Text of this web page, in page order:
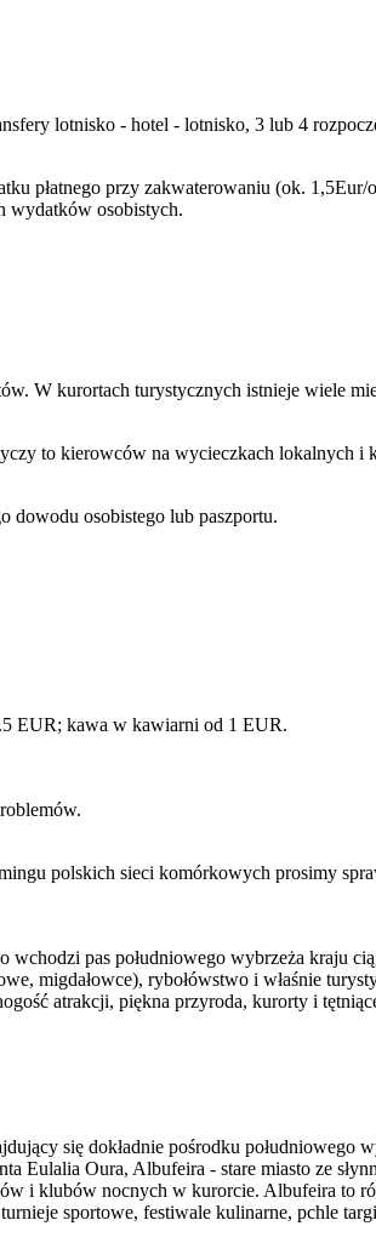
lotnisko - hotel - lotnisko, 3 lub 4
płatnego przy zakwaterowaniu (ok.
wydatków osobistych.
W kurortach turystycznych istnieje wiele
to kierowców na wycieczkach lokalnych i
dowodu osobistego lub paszportu.
EUR; kawa w kawiarni od 1 EUR.
polskich sieci komórkowych prosimy
pas południowego wybrzeża kraju
migdałowce), rybołówstwo i właśnie
atrakcji, piękna przyroda, kurorty i
się dokładnie pośrodku
Eulalia Oura, Albufeira - stare miasto ze
i klubów nocnych w kurorcie. Albufeira to
sportowe, festiwale kulinarne, pchle